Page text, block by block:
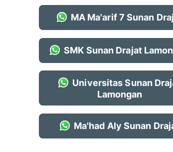
MA Ma'arif 7 Sunan
SMK Sunan Drajat
Universitas Sunan
Lamongan
Ma'had Aly Sunan